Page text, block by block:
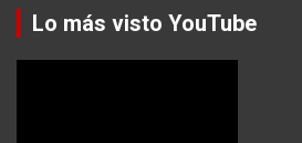
Lo más visto YouTube